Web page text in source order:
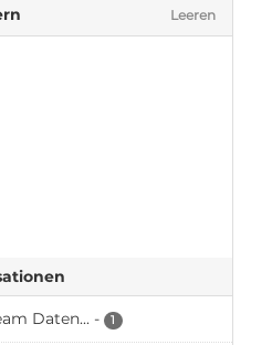
Leeren
Daten... - 1